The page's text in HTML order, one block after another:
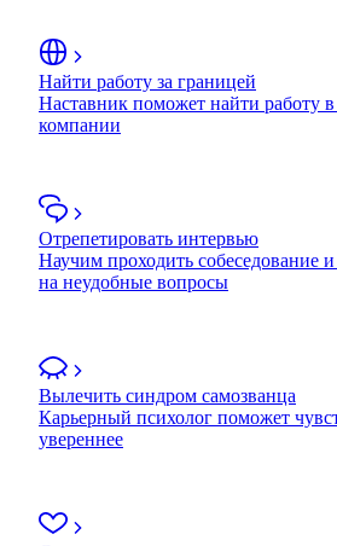
Найти работу за границей
Наставник поможет найти работу
компании
Отрепетировать интервью
Научим проходить собеседование и
на неудобные вопросы
Вылечить синдром самозванца
Карьерный психолог поможет
увереннее